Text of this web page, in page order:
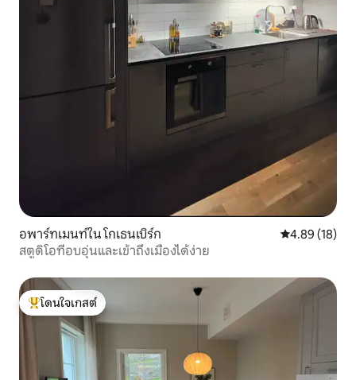
อพาร์ทเมนท์ใน โกเธนเบิร์ก คะแนนเฉลี่ย
4.89 (18)
สตูดิโอที่อบอุ่นและเข้าถึงเมืองได้ง่าย
โดนใจเกสต์ที่สุด
โดนใจเกสต์